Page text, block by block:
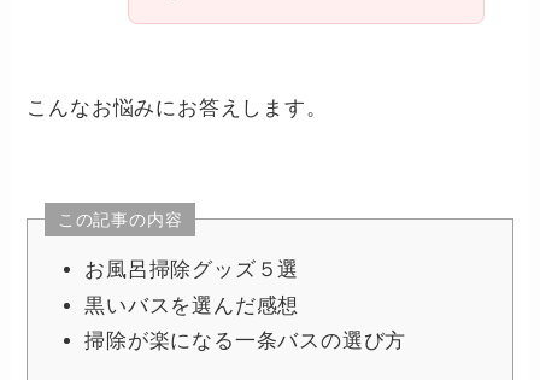
こんなお悩みにお答えします。
この記事の内容
お風呂掃除グッズ５選
黒いバスを選んだ感想
掃除が楽になる一条バスの選び方